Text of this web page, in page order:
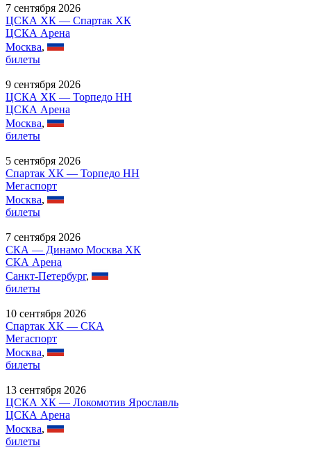
7 сентября 2026
ЦСКА ХК — Спартак ХК
ЦСКА Арена
Москва,
билеты
9 сентября 2026
ЦСКА ХК — Торпедо НН
ЦСКА Арена
Москва,
билеты
5 сентября 2026
Спартак ХК — Торпедо НН
Мегаспорт
Москва,
билеты
7 сентября 2026
СКА — Динамо Москва ХК
СКА Арена
Санкт-Петербург,
билеты
10 сентября 2026
Спартак ХК — СКА
Мегаспорт
Москва,
билеты
13 сентября 2026
ЦСКА ХК — Локомотив Ярославль
ЦСКА Арена
Москва,
билеты